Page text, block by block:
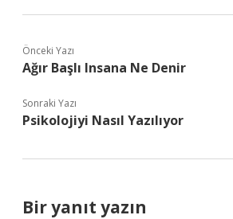
Önceki Yazı
Ağır Başlı Insana Ne Denir
Sonraki Yazı
Psikolojiyi Nasıl Yazılıyor
Bir yanıt yazın